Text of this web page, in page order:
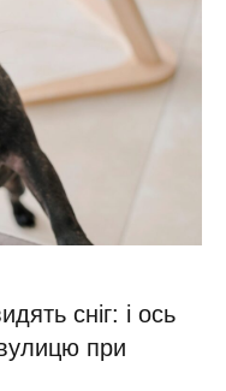
сніг: і ось
при